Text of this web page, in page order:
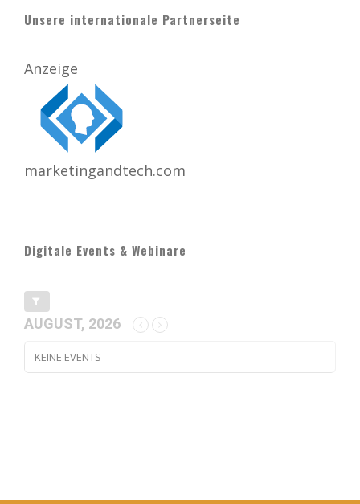
Unsere internationale Partnerseite
Anzeige
marketingandtech.com
Digitale Events & Webinare
AUGUST, 2026
KEINE EVENTS